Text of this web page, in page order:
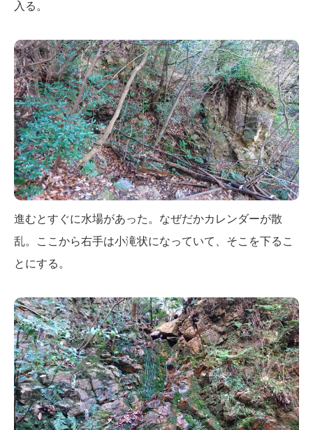
入る。
進むとすぐに水場があった。なぜだかカレンダーが散
乱。ここから右手は小滝状になっていて、そこを下るこ
とにする。